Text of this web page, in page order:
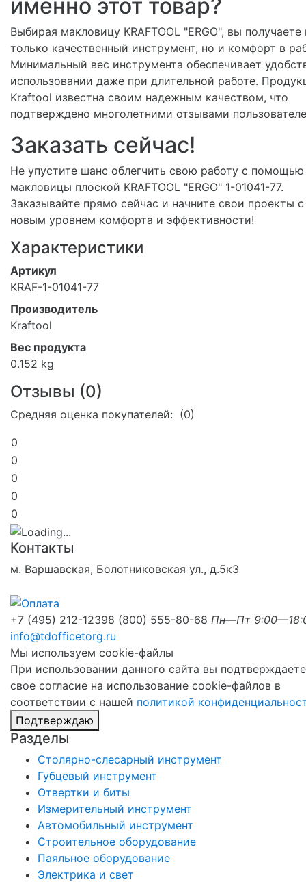
именно этот товар?
Выбирая макловицу KRAFTOOL "ERGO", вы получаете
только качественный инструмент, но и комфорт в
Минимальный вес инструмента обеспечивает
использовании даже при длительной работе.
Kraftool известна своим надежным качеством, что
подтверждено многолетними отзывами
Заказать сейчас!
Не упустите шанс облегчить свою работу с помощью
макловицы плоской KRAFTOOL "ERGO" 1-01041-77.
Заказывайте прямо сейчас и начните свои проекты с
новым уровнем комфорта и эффективности!
Характеристики
Артикул
KRAF-1-01041-77
Производитель
Kraftool
Вес продукта
0.152 kg
Отзывы (0)
Средняя оценка покупателей: (0)
0
0
0
0
0
Контакты
м. Варшавская, Болотниковская ул., д.5к3
+7 (495) 212-12398 (800) 555-80-68 Пн—Пт
info@tdofficetorg.ru
Мы используем cookie-файлы
При использовании данного сайта вы подтверждаете
свое согласие на использование cookie-файлов в
соответствии с нашей политикой
Подтверждаю
Разделы
Столярно-слесарный инструмент
Губцевый инструмент
Отвертки и биты
Измерительный инструмент
Автомобильный инструмент
Строительное оборудование
Паяльное оборудование
Электрика и свет